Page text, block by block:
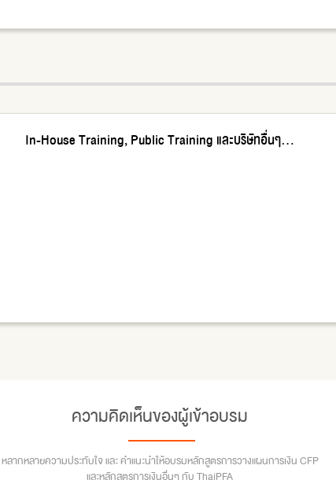
In-House Training, Public Training และบริษัทอื่นๆ...
ความคิดเห็นของผู้เข้าอบรม
หลากหลายความประทับใจ และ คำแนะนำให้อบรมหลักสูตรการวางแผนการเงิน CFP
และหลักสูตรการเงินอื่นๆ กับ ThaiPFA